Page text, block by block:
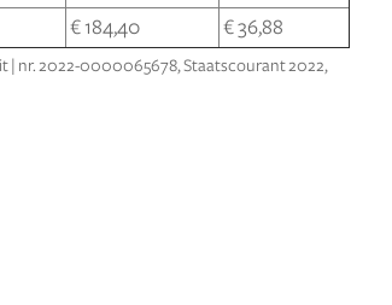
€ 184,40 € 36,88
| nr. 2022-0000065678, Staatscourant 2022,